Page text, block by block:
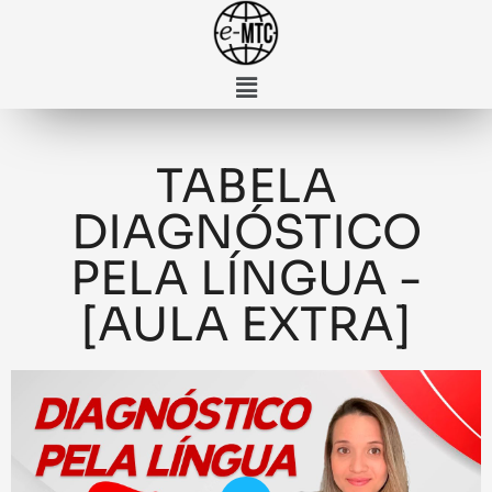
TABELA
DIAGNÓSTICO
PELA LÍNGUA -
[AULA EXTRA]